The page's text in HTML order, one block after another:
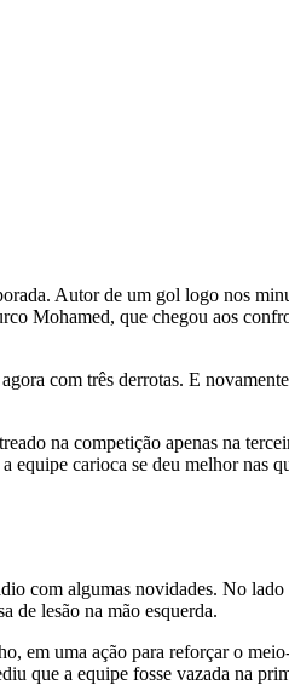
Autor de um gol logo nos
Mohamed, que chegou aos
com três derrotas. E
na competição apenas na
carioca se deu melhor nas
com algumas novidades. No
de lesão na mão esquerda.
uma ação para reforçar o
que a equipe fosse vazada na